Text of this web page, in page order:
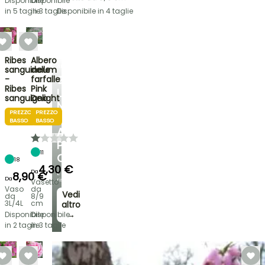
SCOPRI
LA
NOSTRA
SELEZIONE
A
PREZZI
CONVENIENTI
E
risparmia!
Vedi
altro
→
in 5 tagliein 3 taglieDisponibile in 4 taglie
Ribes
sanguineum
-
Ribes
sanguigno
PREZZO
BASSO
18
Da8,90 €
Vaso
da
3L/4L
Disponibile
in 2 taglie
Albero
delle
farfalle
Pink
Delight
PREZZO
BASSO
11
Da4,30 €
Vasetto
da
8/9
cm
Disponibile
in 3 taglie